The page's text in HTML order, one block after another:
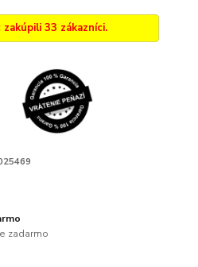
33 zákazníci.
zadarmo